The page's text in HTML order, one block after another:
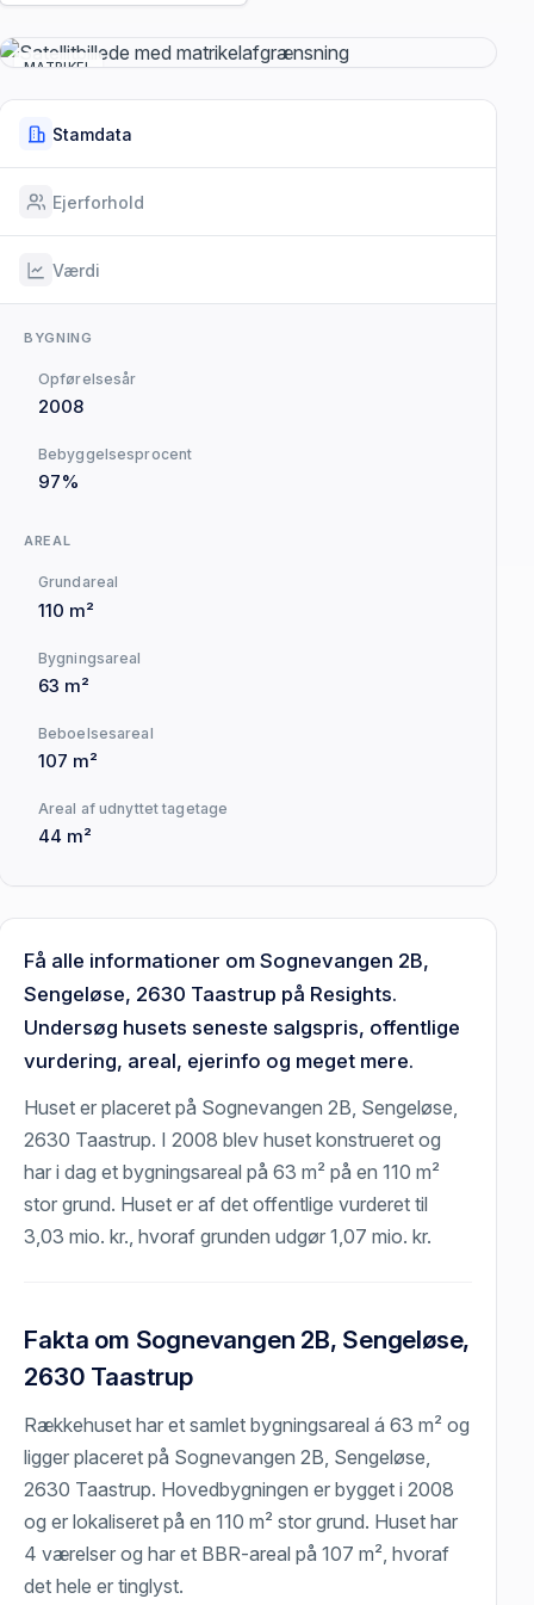
MATRIKEL
Stamdata
Ejerforhold
Værdi
BYGNING
Opførelsesår
2008
Bebyggelsesprocent
97%
AREAL
Grundareal
110 m²
Bygningsareal
63 m²
Beboelsesareal
107 m²
Areal af udnyttet tagetage
44 m²
Få alle informationer om Sognevangen 2B,
Sengeløse, 2630 Taastrup på Resights.
Undersøg husets seneste salgspris, offentlige
vurdering, areal, ejerinfo og meget mere.
Huset er placeret på Sognevangen 2B, Sengeløse,
2630 Taastrup. I 2008 blev huset konstrueret og
har i dag et bygningsareal på 63 m² på en 110 m²
stor grund. Huset er af det offentlige vurderet til
3,03 mio. kr., hvoraf grunden udgør 1,07 mio. kr.
Fakta om Sognevangen 2B, Sengeløse,
2630 Taastrup
Rækkehuset har et samlet bygningsareal á 63 m² og
ligger placeret på Sognevangen 2B, Sengeløse,
2630 Taastrup. Hovedbygningen er bygget i 2008
og er lokaliseret på en 110 m² stor grund. Huset har
4 værelser og har et BBR-areal på 107 m², hvoraf
det hele er tinglyst.